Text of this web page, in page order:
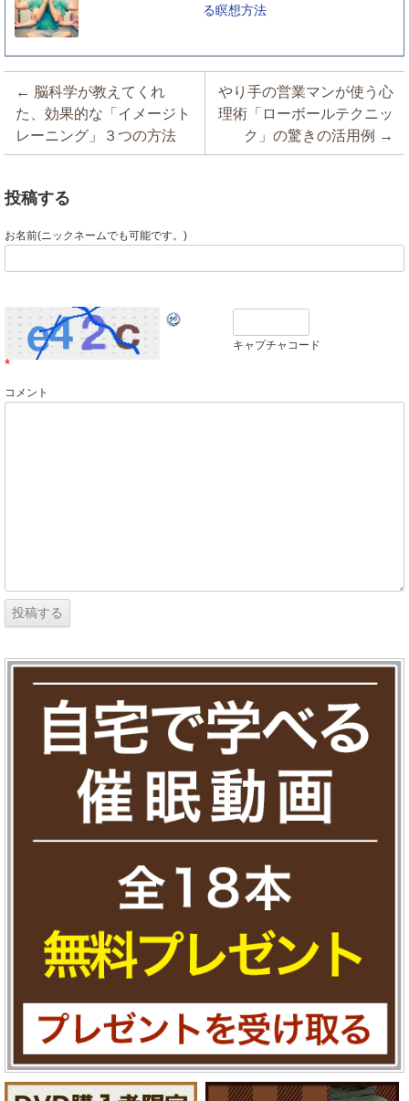
る瞑想方法
← 脳科学が教えてくれ
た、効果的な「イメージト
レーニング」３つの方法
やり手の営業マンが使う心
理術「ローボールテクニッ
ク」の驚きの活用例 →
投稿する
お名前(ニックネームでも可能です。)
キャプチャコード
*
コメント